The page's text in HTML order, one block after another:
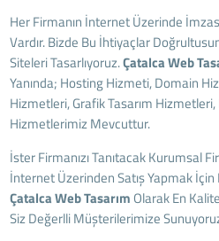
Her Firmanın İnternet Üzerinde
Vardır. Bizde Bu İhtiyaçlar
Siteleri Tasarlıyoruz.ÇatalcaWeb
Yanında; Hosting Hizmeti, Domain
Hizmetleri, Grafik Tasarım
Hizmetlerimiz Mevcuttur.
İster Firmanızı Tanıtacak Kurumsal
İnternet Üzerinden Satış Yapmak
ÇatalcaWeb Tasarım Olarak En
Siz Değerlli Müşterilerimize